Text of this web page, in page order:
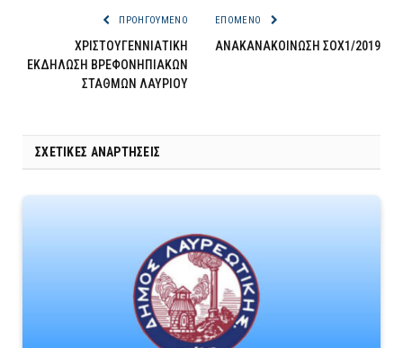
ΠΡΟΗΓΟΎΜΕΝΟ
ΧΡΙΣΤΟΥΓΕΝΝΙΑΤΙΚΗ
ΕΚΔΗΛΩΣΗ ΒΡΕΦΟΝΗΠΙΑΚΩΝ
ΣΤΑΘΜΩΝ ΛΑΥΡΙΟΥ
ΕΠΌΜΕΝΟ
ΑΝΑΚΑΝΑΚΟΙΝΩΣΗ ΣΟΧ1/2019
ΣΧΕΤΙΚΈΣ ΑΝΑΡΤΉΣΕΙΣ